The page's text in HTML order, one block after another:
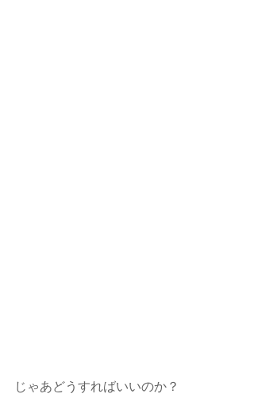
じゃあどうすればいいのか？